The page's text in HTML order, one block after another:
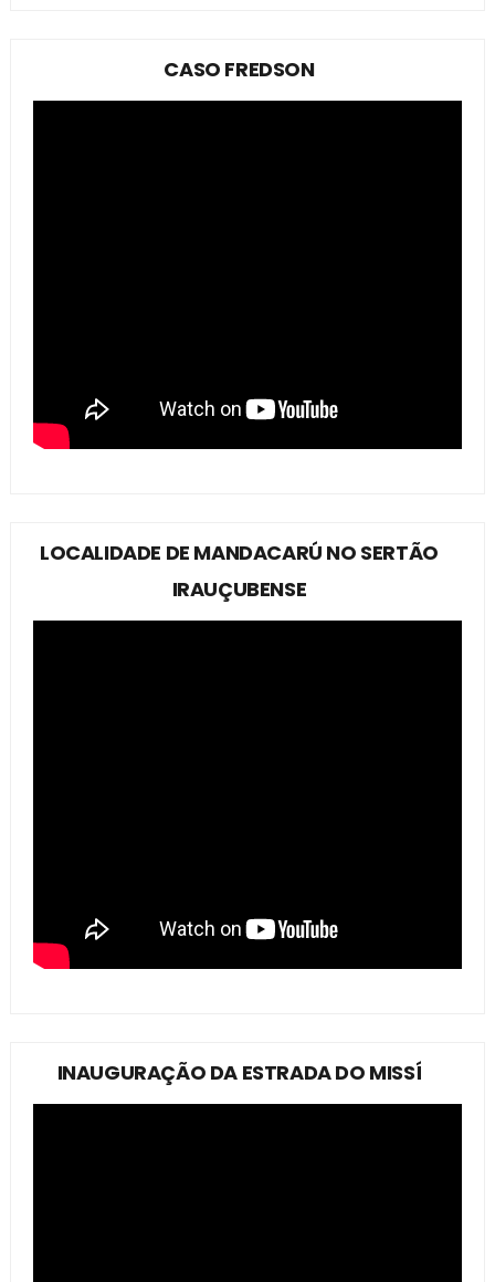
CASO FREDSON
LOCALIDADE DE MANDACARÚ NO SERTÃO
IRAUÇUBENSE
INAUGURAÇÃO DA ESTRADA DO MISSÍ